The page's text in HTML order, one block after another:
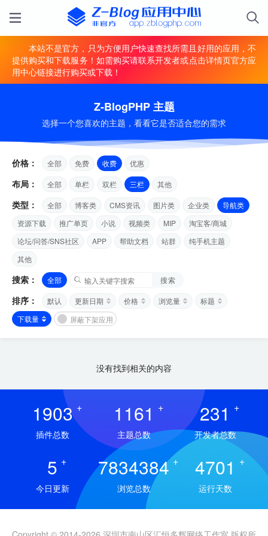
本站不是官方，只为方便用户快速查找所需且好用的应用，不
提供购买和下载服务！如需购买请联系开发者或点击详情页官方应
用中心链接进行购买或下载！
Z-BlogPHP 主题
选择一个您喜欢的主题，看看它是否适合您的需求
价格： 全部 免费 收费 优惠
布局： 全部 单栏 双栏 三栏 其他
类型： 全部 博客类 CMS资讯 图片类 企业类
导航类
资源下载
推广单页 小说 视频类 MIP
淘宝客/商城
论坛/问答/SNS社区
APP 帮助文档 站群
纯手机主题
其他
搜索： 全部 搜索
排序： 默认 更新日期 价格 浏览量
标题
下载量
屏蔽下架应用
没有找到相关的内容
1903 +
插件总数
1161 +
主题总数
231 +
开发者总数
5 +
今日更新
7834384 +
浏览总数
4701 +
运行天数